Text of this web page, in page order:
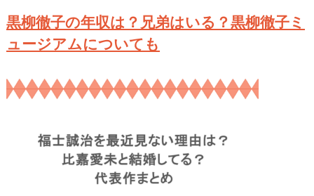
黒柳徹子の年収は？兄弟はいる？黒柳徹子ミ
ュージアムについても